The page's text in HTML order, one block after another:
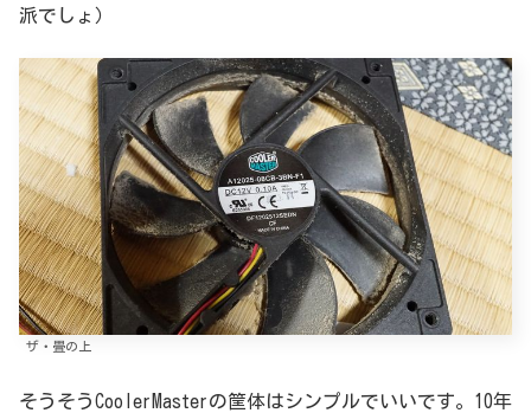
派でしょ）
ザ・畳の上
そうそうCoolerMasterの筐体はシンプルでいいです。10年